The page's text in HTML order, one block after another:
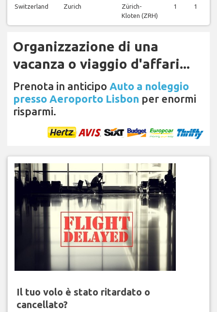
Switzerland Zurich
Zürich-
Kloten (ZRH)
1 1
Organizzazione di una
vacanza o viaggio d'affari...
Prenota in anticipo Auto a noleggio
presso Aeroporto Lisbon per enormi
risparmi.
Il tuo volo è stato ritardato o
cancellato?